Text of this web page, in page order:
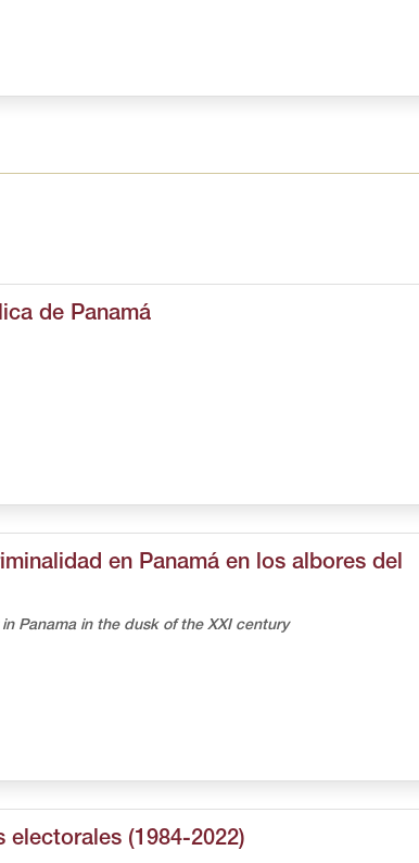
de Panamá
en Panamá en los albores del
Panama in the dusk of the XXI century
(1984-2022)